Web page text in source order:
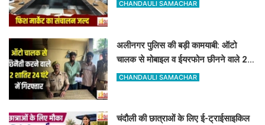
CHANDAULI SAMACHAR
अलीनगर पुलिस की बड़ी कामयाबी: ऑटो
चालक से मोबाइल व ईयरफोन छीनने वाले 2
अभियुक्त 24 घंटे में गिरफ्तार
CHANDAULI SAMACHAR
चंदौली की छात्राओं के लिए ई-ट्राईसाइकिल